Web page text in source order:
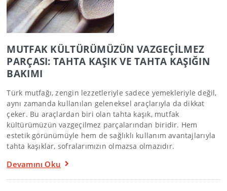
MUTFAK KÜLTÜRÜMÜZÜN VAZGEÇİLMEZ
PARÇASI: TAHTA KAŞIK VE TAHTA KAŞIĞIN
BAKIMI
Türk mutfağı, zengin lezzetleriyle sadece yemekleriyle değil,
aynı zamanda kullanılan geleneksel araçlarıyla da dikkat
çeker. Bu araçlardan biri olan tahta kaşık, mutfak
kültürümüzün vazgeçilmez parçalarından biridir. Hem
estetik görünümüyle hem de sağlıklı kullanım avantajlarıyla
tahta kaşıklar, sofralarımızın olmazsa olmazıdır.
Devamını Oku